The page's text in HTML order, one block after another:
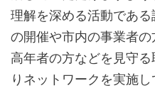
理解を深める活動であ
の開催や市内の事業者
高年者の方などを見守
りネットワークを実施し